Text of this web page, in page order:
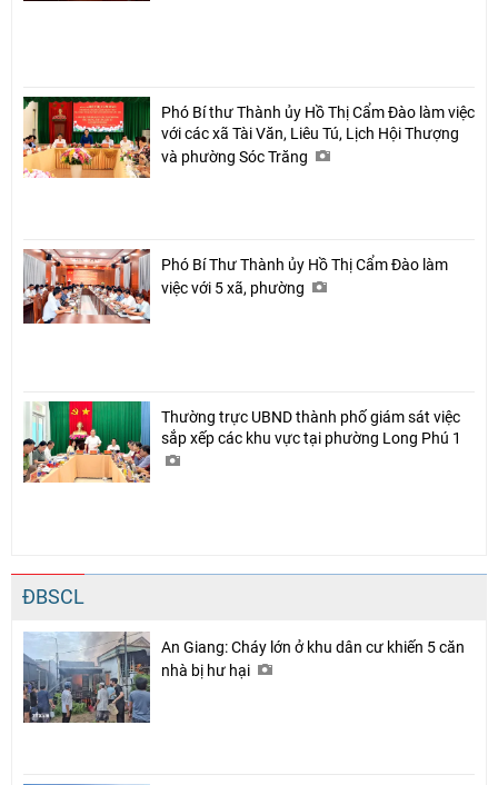
Phó Bí thư Thành ủy Hồ Thị Cẩm Đào làm việc
với các xã Tài Văn, Liêu Tú, Lịch Hội Thượng
và phường Sóc Trăng
Phó Bí Thư Thành ủy Hồ Thị Cẩm Đào làm
việc với 5 xã, phường
Thường trực UBND thành phố giám sát việc
sắp xếp các khu vực tại phường Long Phú 1
ĐBSCL
An Giang: Cháy lớn ở khu dân cư khiến 5 căn
nhà bị hư hại